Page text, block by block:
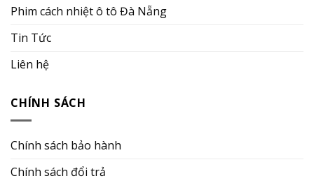
Phim cách nhiệt ô tô Đà Nẵng
Tin Tức
Liên hệ
CHÍNH SÁCH
Chính sách bảo hành
Chính sách đổi trả